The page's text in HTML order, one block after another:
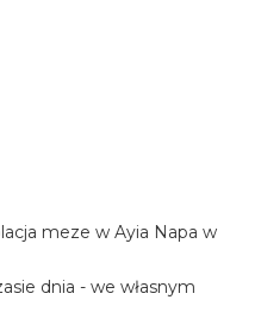
meze w Ayia Napa w
dnia - we własnym